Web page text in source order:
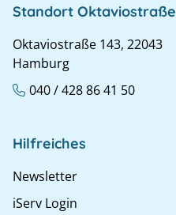
Standort Oktaviostraße
Oktaviostraße 143, 22043
Hamburg
040 / 428 86 41 50
Hilfreiches
Newsletter
iServ Login